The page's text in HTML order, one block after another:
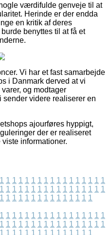
værdifulde genveje til at
Herinde er der endda
en kritik af deres
benyttes til at få et
Vi har et fast samarbejde
i Danmark derved at vi
og modtager
videre realiserer en
ajourføres hyppigt,
der er realiseret
informationer.
1 1 1 1 1 1 1 1 1 1 1 1 1 1 1 1 1
1 1 1 1 1 1 1 1 1 1 1 1 1 1 1 1 1
1 1 1 1 1 1 1 1 1 1 1 1 1 1 1
1 1 1 1 1 1 1 1 1 1 1 1 1 1 1 1 1
1 1 1 1 1 1 1 1 1 1 1 1 1 1 1 1 1
1 1 1 1 1 1 1 1 1 1 1 1 1 1 1